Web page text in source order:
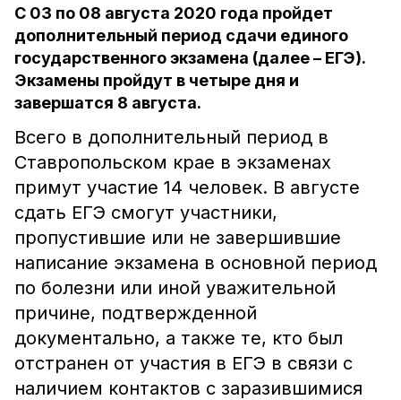
С 03 по 08 августа 2020 года пройдет
дополнительный период сдачи единого
государственного экзамена (далее – ЕГЭ).
Экзамены пройдут в четыре дня и
завершатся 8 августа.
Всего в дополнительный период в
Ставропольском крае в экзаменах
примут участие 14 человек. В августе
сдать ЕГЭ смогут участники,
пропустившие или не завершившие
написание экзамена в основной период
по болезни или иной уважительной
причине, подтвержденной
документально, а также те, кто был
отстранен от участия в ЕГЭ в связи с
наличием контактов с заразившимися